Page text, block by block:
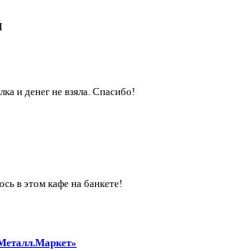
и денег не взяла. Спасибо!
в этом кафе на банкете!